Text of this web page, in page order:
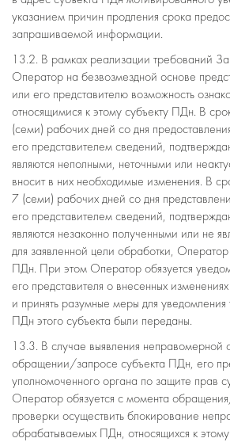
указанием причин продления срока
запрашиваемой информации.
13.2. В рамках реализации требований
Оператор на безвозмездной основе
или его представителю возможность
относящимися к этому субъекту ПДн. В
(семи) рабочих дней со дня
его представителем сведений,
являются неполными, неточными или
вносит в них необходимые изменения. В
7 (семи) рабочих дней со дня
его представителем сведений,
являются незаконно полученными или не
для заявленной цели обработки, Оператор
ПДн. При этом Оператор обязуется
его представителя о внесенных
и принять разумные меры для уведомления
ПДн этого субъекта были переданы.
13.3. В случае выявления
обращении/запросе субъекта ПДн, его
уполномоченного органа по защите прав
Оператор обязуется с момента
проверки осуществить блокирование
обрабатываемых ПДн, относящихся к